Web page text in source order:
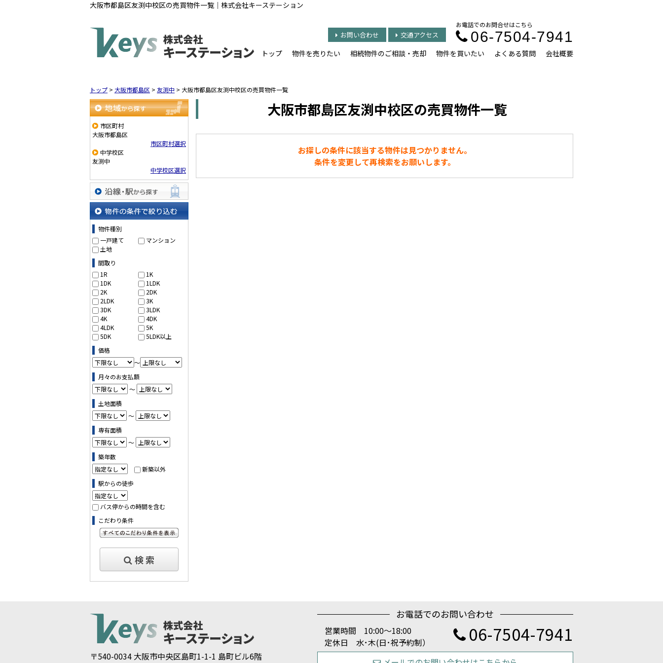
大阪市都島区友渕中校区の売買物件一覧｜株式会社キーステーション
お電話でのお問合せはこちら
06-7504-7941
お問い合わせ 交通アクセス
トップ 物件を売りたい 相続物件のご相談・売却 物件を買いたい よくある質問 会社概要
トップ > 大阪市都島区 > 友渕中 > 大阪市都島区友渕中校区の売買物件一覧
地域から探す
市区町村
大阪市都島区
市区町村選択
中学校区
友渕中
中学校区選択
沿線・駅から探す
物件の条件で絞り込む
物件種別
一戸建て
マンション
土地
間取り
1R
1K
1DK
1LDK
2K
2DK
2LDK
3K
3DK
3LDK
4K
4DK
4LDK
5K
5DK
5LDK以上
価格
～
月々のお支払額
～
土地面積
～
専有面積
～
築年数
新築以外
駅からの徒歩
バス停からの時間を含む
こだわり条件
検 索
大阪市都島区友渕中校区の売買物件一覧
お探しの条件に該当する物件は見つかりません。
条件を変更して再検索をお願いします。
〒540-0034 大阪市中央区島町1-1-1 島町ビル6階
お電話でのお問い合わせ
営業時間 10:00～18:00
定休日 水･木(日･祝予約制）
06-7504-7941